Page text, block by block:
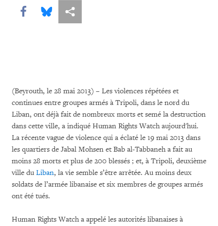
Share this via Facebook
Share this via Bluesky
Share this via Partagez
(Beyrouth, le 28 mai 2013) – Les violences répétées et
continues entre groupes armés à Tripoli, dans le nord du
Liban, ont déjà fait de nombreux morts et semé la destruction
dans cette ville, a indiqué Human Rights Watch aujourd'hui.
La récente vague de violence qui a éclaté le 19 mai 2013 dans
les quartiers de Jabal Mohsen et Bab al-Tabbaneh a fait au
moins 28 morts et plus de 200 blessés ; et, à Tripoli, deuxième
ville du Liban, la vie semble s’être arrêtée. Au moins deux
soldats de l’armée libanaise et six membres de groupes armés
ont été tués.
Human Rights Watch a appelé les autorités libanaises à